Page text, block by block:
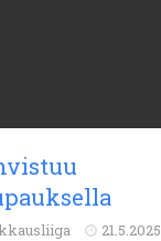
21.5.2025